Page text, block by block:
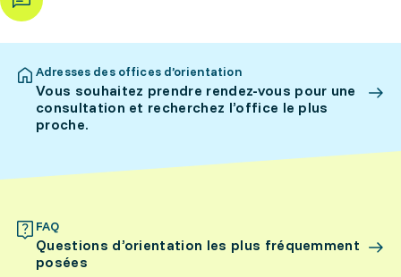
Adresses des offices d’orientation
Vous souhaitez prendre rendez-vous pour une
consultation et recherchez l’office le plus
proche.
FAQ
Questions d’orientation les plus fréquemment
posées